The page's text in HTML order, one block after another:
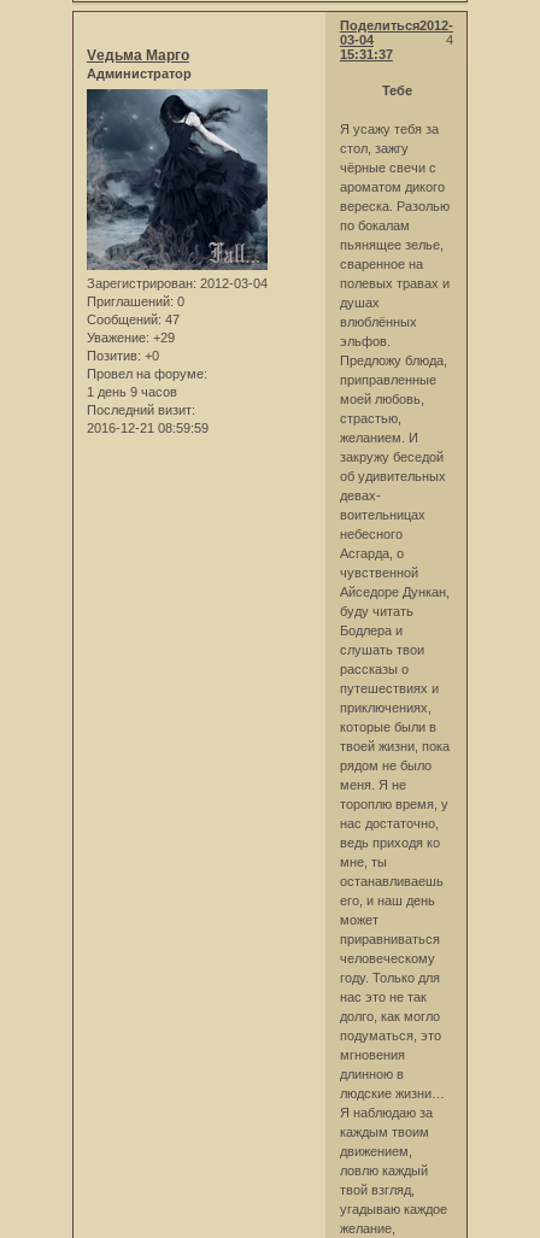
Поделиться
4
2012-
03-04
15:31:37
Vедьма Марго
Администратор
Зарегистрирован: 2012-03-04
Приглашений: 0
Сообщений: 47
Уважение: +29
Позитив: +0
Провел на форуме:
1 день 9 часов
Последний визит:
2016-12-21 08:59:59
Тебе
Я усажу тебя за
стол, зажгу
чёрные свечи с
ароматом дикого
вереска. Разолью
по бокалам
пьянящее зелье,
сваренное на
полевых травах и
душах
влюблённых
эльфов.
Предложу блюда,
приправленные
моей любовь,
страстью,
желанием. И
закружу беседой
об удивительных
девах-
воительницах
небесного
Асгарда, о
чувственной
Айседоре Дункан,
буду читать
Бодлера и
слушать твои
рассказы о
путешествиях и
приключениях,
которые были в
твоей жизни, пока
рядом не было
меня. Я не
тороплю время, у
нас достаточно,
ведь приходя ко
мне, ты
останавливаешь
его, и наш день
может
приравниваться
человеческому
году. Только для
нас это не так
долго, как могло
подуматься, это
мгновения
длинною в
людские жизни…
Я наблюдаю за
каждым твоим
движением,
ловлю каждый
твой взгляд,
угадываю каждое
желание,